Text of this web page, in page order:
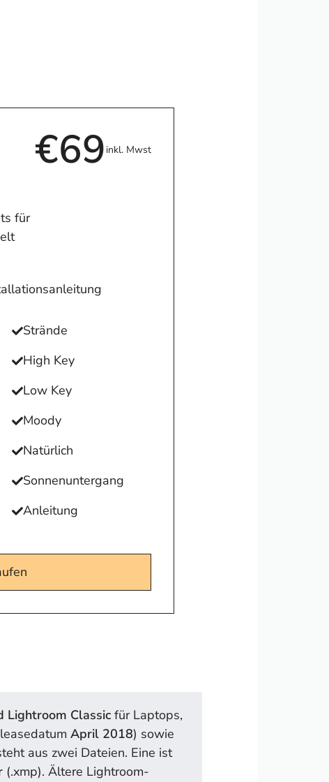
für
€69 inkl. Mwst
Strände
High Key
Low Key
Moody
Natürlich
Sonnenuntergang
Anleitung
Lightroom Classic für Laptops,
April 2018) sowie
aus zwei Dateien. Eine ist
(.xmp). Ältere Lightroom-